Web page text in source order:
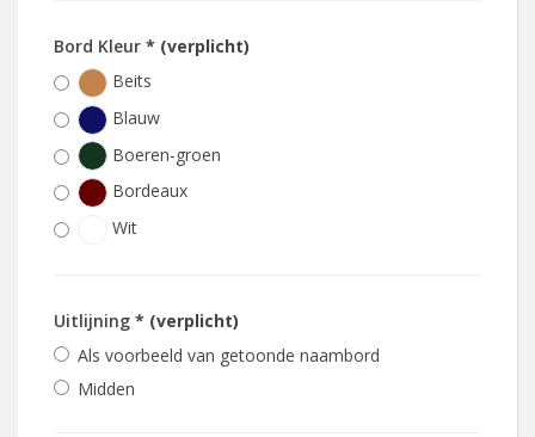
Bord Kleur * (verplicht)
Beits
Blauw
Boeren-groen
Bordeaux
Wit
Uitlijning * (verplicht)
Als voorbeeld van getoonde naambord
Midden